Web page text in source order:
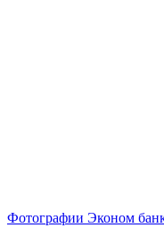
Фотографии Эконом